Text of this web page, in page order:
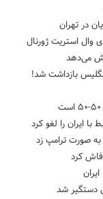
وال استریت ژورنال
می‌دهد
بازداشت شد!
با ایران را لغو کرد
صورت ترامپ زد
فاش کرد